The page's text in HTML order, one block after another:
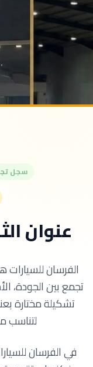
سجل
عنوان
الفرسان
تجمع بين الجودة،
تشكيلة مختارة
لتناسب
في الفرسان